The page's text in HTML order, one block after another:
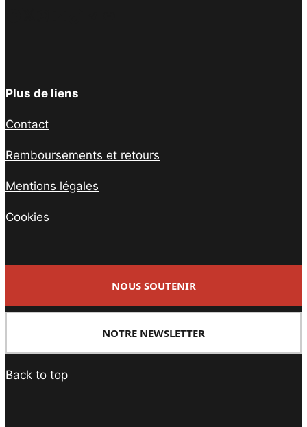
Plus de liens
Contact
Remboursements et retours
Mentions légales
Cookies
NOUS SOUTENIR
NOTRE NEWSLETTER
Back to top